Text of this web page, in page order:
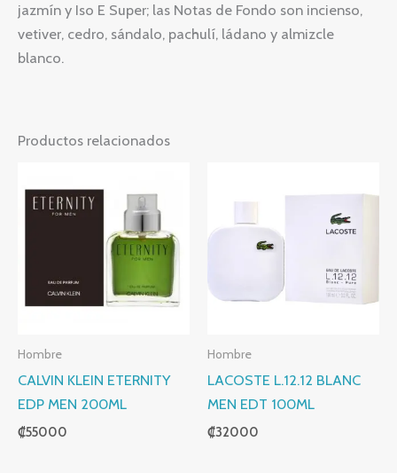
jazmín y Iso E Super; las Notas de Fondo son incienso,
vetiver, cedro, sándalo, pachulí, ládano y almizcle
blanco.
Productos relacionados
Hombre
CALVIN KLEIN ETERNITY
EDP MEN 200ML
₡55000
Hombre
LACOSTE L.12.12 BLANC
MEN EDT 100ML
₡32000